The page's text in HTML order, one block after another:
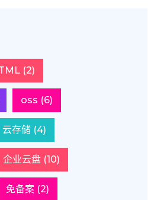
(2)
oss (6)
云存储 (4)
企业云盘 (10)
免备案 (2)